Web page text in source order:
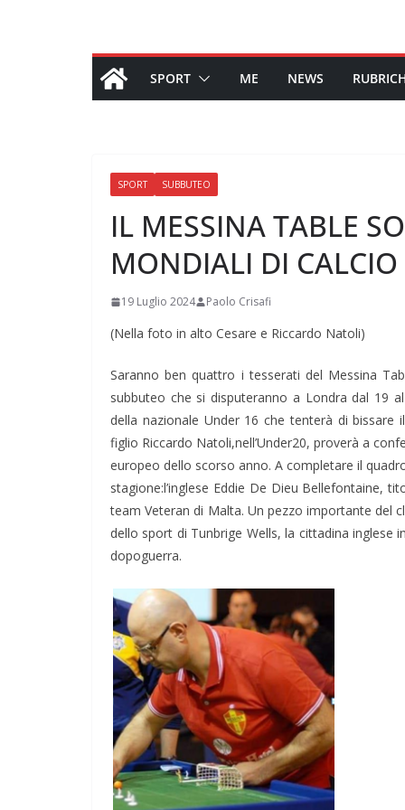
SPORT ME NEWS
SPORT SUBBUTEO
IL MESSINA TABLE
MONDIALI DI
19 Luglio 2024 Paolo Crisafi
(Nella foto in alto Cesare e Riccardo Natoli)
Saranno ben quattro i tesserati del Messina
subbuteo che si disputeranno a Londra dal 19
della nazionale Under 16 che tenterà di
figlio Riccardo Natoli,nell’Under20, proverà a
europeo dello scorso anno. A completare il
stagione:l’inglese Eddie De Dieu Bellefontaine,
team Veteran di Malta. Un pezzo importante del
dello sport di Tunbrige Wells, la cittadina inglese
dopoguerra.